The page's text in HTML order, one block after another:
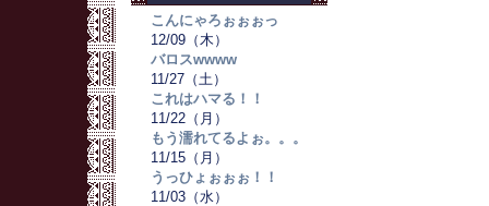
こんにゃろぉぉぉっ
12/09（木）
バロスwwww
11/27（土）
これはハマる！！
11/22（月）
もう濡れてるよぉ。。。
11/15（月）
うっひょぉぉぉ！！
11/03（水）